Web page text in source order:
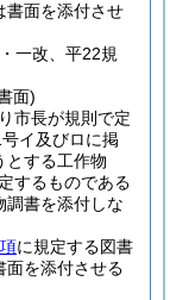
書面を添付させ
一改、平22規
面)
市長が規則で定
イ及びロに掲
とする工作物
するものである
調書を添付しな
に規定する図書
面を添付させる